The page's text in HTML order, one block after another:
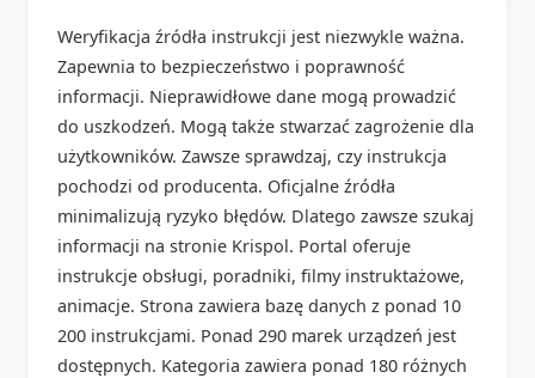
Weryfikacja źródła instrukcji jest niezwykle ważna.
Zapewnia to bezpieczeństwo i poprawność
informacji. Nieprawidłowe dane mogą prowadzić
do uszkodzeń. Mogą także stwarzać zagrożenie dla
użytkowników. Zawsze sprawdzaj, czy instrukcja
pochodzi od producenta. Oficjalne źródła
minimalizują ryzyko błędów. Dlatego zawsze szukaj
informacji na stronie Krispol. Portal oferuje
instrukcje obsługi, poradniki, filmy instruktażowe,
animacje. Strona zawiera bazę danych z ponad 10
200 instrukcjami. Ponad 290 marek urządzeń jest
dostępnych. Kategoria zawiera ponad 180 różnych